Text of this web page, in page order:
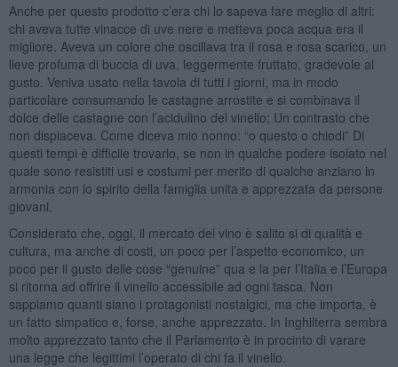
Anche per questo prodotto c’era chi lo sapeva fare meglio di altri:
chi aveva tutte vinacce di uve nere e metteva poca acqua era il
migliore. Aveva un colore che oscillava tra il rosa e rosa scarico, un
lieve profuma di buccia di uva, leggermente fruttato, gradevole al
gusto. Veniva usato nella tavola di tutti i giorni, ma in modo
particolare consumando le castagne arrostite e si combinava il
dolce delle castagne con l’acidulino del vinello; Un contrasto che
non dispiaceva. Come diceva mio nonno: “o questo o chiodi” Di
questi tempi è difficile trovarlo, se non in qualche podere isolato nel
quale sono resistiti usi e costumi per merito di qualche anziano in
armonia con lo spirito della famiglia unita e apprezzata da persone
giovani.
Considerato che, oggi, il mercato del vino è salito si di qualità e
cultura, ma anche di costi, un poco per l’aspetto economico, un
poco per il gusto delle cose “genuine” qua e la per l’Italia e l’Europa
si ritorna ad offrire il vinello accessibile ad ogni tasca. Non
sappiamo quanti siano i protagonisti nostalgici, ma che importa, è
un fatto simpatico e, forse, anche apprezzato. In Inghilterra sembra
molto apprezzato tanto che il Parlamento è in procinto di varare
una legge che legittimi l’operato di chi fa il vinello.